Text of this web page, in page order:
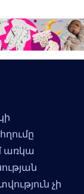
առկա
չի